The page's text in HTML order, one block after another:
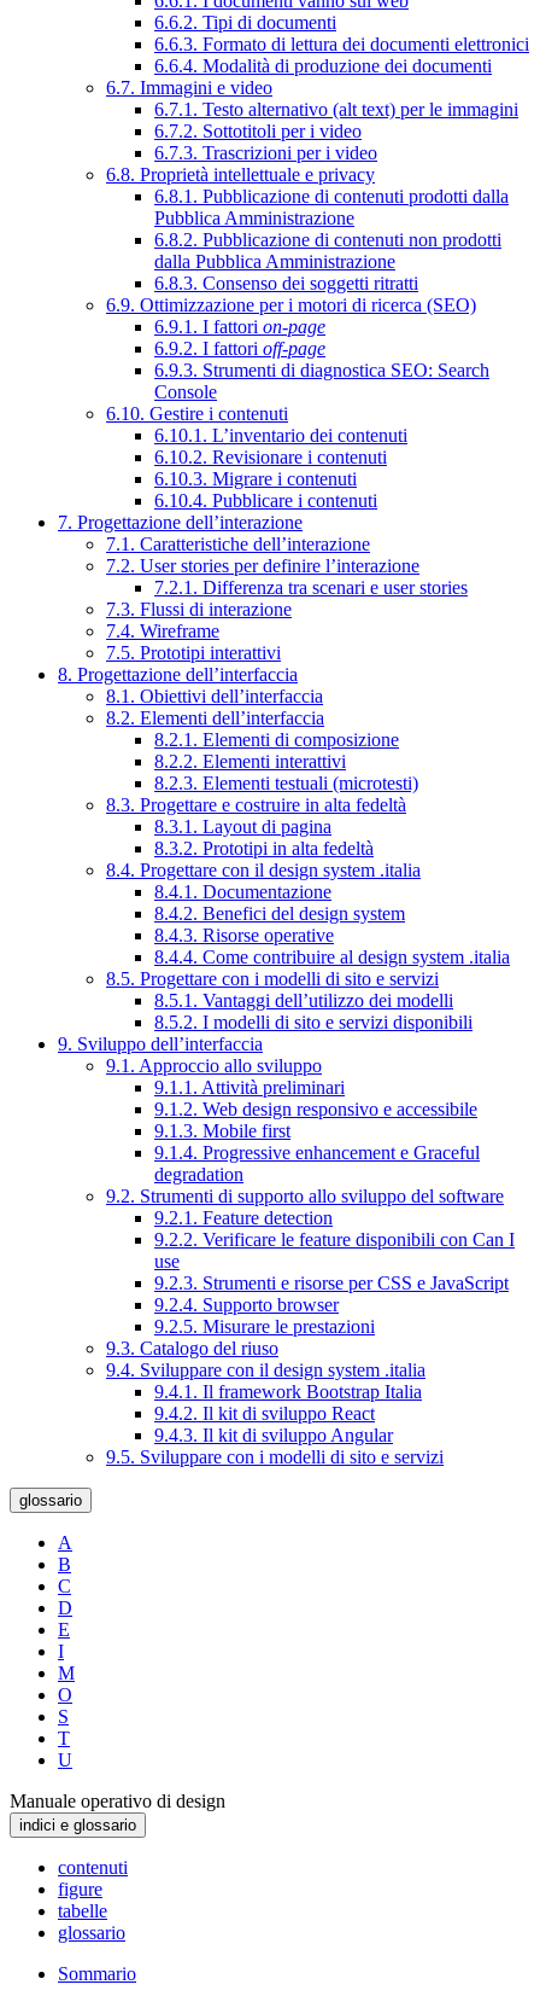
6.6.2. Tipi di documenti
6.6.3. Formato di lettura dei documenti elettronici
6.6.4. Modalità di produzione dei documenti
6.7. Immagini e video
6.7.1. Testo alternativo (alt text) per le immagini
6.7.2. Sottotitoli per i video
6.7.3. Trascrizioni per i video
6.8. Proprietà intellettuale e privacy
6.8.1. Pubblicazione di contenuti prodotti dalla
Pubblica Amministrazione
6.8.2. Pubblicazione di contenuti non prodotti
dalla Pubblica Amministrazione
6.8.3. Consenso dei soggetti ritratti
6.9. Ottimizzazione per i motori di ricerca (SEO)
6.9.1. I fattori on-page
6.9.2. I fattori off-page
6.9.3. Strumenti di diagnostica SEO: Search
Console
6.10. Gestire i contenuti
6.10.1. L’inventario dei contenuti
6.10.2. Revisionare i contenuti
6.10.3. Migrare i contenuti
6.10.4. Pubblicare i contenuti
7. Progettazione dell’interazione
7.1. Caratteristiche dell’interazione
7.2. User stories per definire l’interazione
7.2.1. Differenza tra scenari e user stories
7.3. Flussi di interazione
7.4. Wireframe
7.5. Prototipi interattivi
8. Progettazione dell’interfaccia
8.1. Obiettivi dell’interfaccia
8.2. Elementi dell’interfaccia
8.2.1. Elementi di composizione
8.2.2. Elementi interattivi
8.2.3. Elementi testuali (microtesti)
8.3. Progettare e costruire in alta fedeltà
8.3.1. Layout di pagina
8.3.2. Prototipi in alta fedeltà
8.4. Progettare con il design system .italia
8.4.1. Documentazione
8.4.2. Benefici del design system
8.4.3. Risorse operative
8.4.4. Come contribuire al design system .italia
8.5. Progettare con i modelli di sito e servizi
8.5.1. Vantaggi dell’utilizzo dei modelli
8.5.2. I modelli di sito e servizi disponibili
9. Sviluppo dell’interfaccia
9.1. Approccio allo sviluppo
9.1.1. Attività preliminari
9.1.2. Web design responsivo e accessibile
9.1.3. Mobile first
9.1.4. Progressive enhancement e Graceful
degradation
9.2. Strumenti di supporto allo sviluppo del software
9.2.1. Feature detection
9.2.2. Verificare le feature disponibili con Can I
use
9.2.3. Strumenti e risorse per CSS e JavaScript
9.2.4. Supporto browser
9.2.5. Misurare le prestazioni
9.3. Catalogo del riuso
9.4. Sviluppare con il design system .italia
9.4.1. Il framework Bootstrap Italia
9.4.2. Il kit di sviluppo React
9.4.3. Il kit di sviluppo Angular
9.5. Sviluppare con i modelli di sito e servizi
glossario
A
B
C
D
E
I
M
O
S
T
U
Manuale operativo di design
indici e glossario
contenuti
figure
tabelle
glossario
Sommario